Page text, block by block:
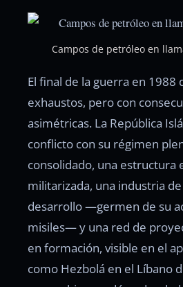
Campos de petróleo en
El final de la guerra en 1988
exhaustos, pero con
asimétricas. La República
conflicto con su régimen
consolidado, una estructura
militarizada, una industria
desarrollo —germen de su
misiles— y una red de
en formación, visible en el
como Hezbolá en el Líbano